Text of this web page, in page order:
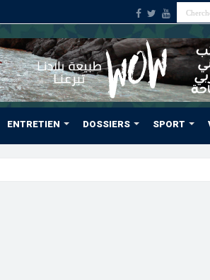
ENTRETIEN DOSSIERS SPORT